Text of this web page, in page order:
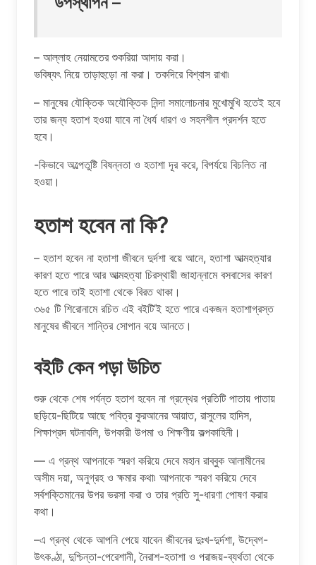
– আল্লাহ নেয়ামতের শুকরিয়া আদায় করা।
ভবিষ্যৎ নিয়ে তাড়াহুড়ো না করা। তকদিরে বিশ্বাস রাখা৷
– মানুষের যৌক্তিক অযৌক্তিক নিন্দা সমালোচনার মুখোমুখি হতেই হবে
তার জন্য হতাশ হওয়া যাবে না ধৈর্য ধারণ ও সহনশীল প্রদর্শন হতে
হবে।
-কিভাবে অল্পেতুষ্টি বিষন্নতা ও হতাশা দূর করে, বিপর্যয়ে বিচলিত না
হওয়া।
হতাশ হবেন না কি?
– হতাশ হবেন না হতাশা জীবনে দুর্দশা বয়ে আনে, হতাশা আত্মহত্যার
কারণ হতে পারে আর আত্মহত্যা চিরস্থায়ী জাহান্নামে বসবাসের কারণ
হতে পারে তাই হতাশা থেকে বিরত থাকা।
৩৬৫ টি শিরোনামে রচিত এই বইটি’ই হতে পারে একজন হতাশাগ্রস্ত
মানুষের জীবনে শান্তির সোপান বয়ে আনতে।
বইটি কেন পড়া উচিত
শুরু থেকে শেষ পর্যন্ত হতাশ হবেন না গ্রন্থের প্রতিটি পাতায় পাতায়
ছড়িয়ে-ছিটিয়ে আছে পবিত্র কুরআনের আয়াত, রাসুলের হাদিস,
শিক্ষাপ্রদ ঘটনাবলি, উপকারী উপমা ও শিক্ষণীয় কল্পকাহিনী।
— এ গ্রন্থ আপনাকে স্মরণ করিয়ে দেবে মহান রাব্বুক আলামীনের
অসীম দয়া, অনুগ্রহ ও ক্ষমার কথা৷ আপনাকে স্মরণ করিয়ে দেবে
সর্বশক্তিমানের উপর ভরসা করা ও তার প্রতি সু-ধারণা পোষণ করার
কথা।
–এ গ্রন্থ থেকে আপনি পেয়ে যাবেন জীবনের দুঃখ-দুর্দশা, উদ্বেগ-
উৎকণ্ঠা, দুশ্চিন্তা-পেরেশানী, নৈরাশ-হতাশা ও পরাজয়-ব্যর্থতা থেকে